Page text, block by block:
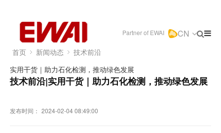
Partner of EWAI CN
首页 新闻动态
技术前沿
实用干货｜助力石化检测，推动绿色发展
技术前沿|实用干货｜助力石化检测，推动绿色发展
发布时间： 2024-02-04 08:49:00